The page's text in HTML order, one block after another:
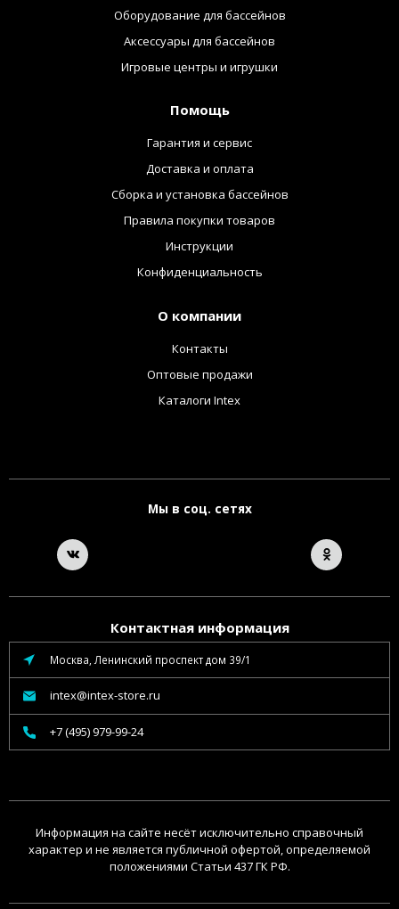
Оборудование для бассейнов
Аксессуары для бассейнов
Игровые центры и игрушки
Помощь
Гарантия и сервис
Доставка и оплата
Сборка и установка бассейнов
Правила покупки товаров
Инструкции
Конфиденциальность
О компании
Контакты
Оптовые продажи
Каталоги Intex
Мы в соц. сетях
Контактная информация
Москва, Ленинский проспект дом 39/1
intex@intex-store.ru
+7 (495) 979-99-24
Информация на сайте несёт исключительно справочный
характер и не является публичной офертой, определяемой
положениями Статьи 437 ГК РФ.